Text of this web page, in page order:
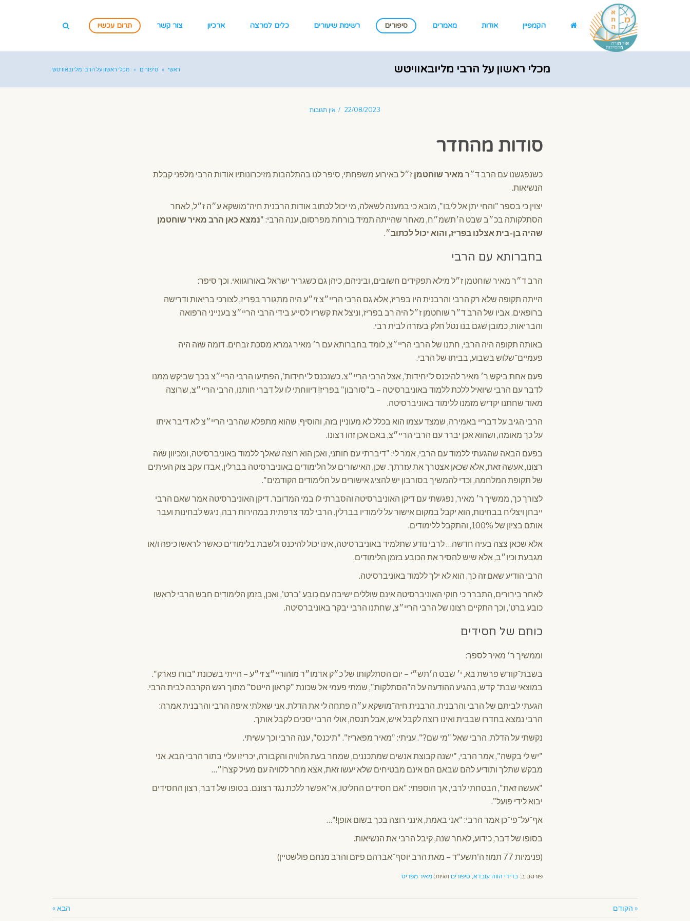
הקמפיין אודות מאמרים סיפורים רשימת שיעורים כלים למרצה ארכיון צור קשר תרום עכשיו
מכלי ראשון על הרבי מליובאוויטש ראשי » סיפורים » מכלי ראשון על הרבי מליובאוויטש
22/08/2023 אין תגובות
סודות מהחדר
כשנפגשנו עם הרב ד״ר מאיר שוחטמן ז״ל באירוע משפחתי, סיפר לנו בהתלהבות מזיכרונותיו אודות הרבי מלפני קבלת
הנשיאות.
יצוין כי בספר "והחי יתן אל ליבו", מובא כי במענה לשאלה, מי יכול לכתוב אודות הרבנית חיה־מושקא ע״ה ז״ל, לאחר
הסתלקותה בכ״ב שבט ה׳תשמ״ח, מאחר שהייתה תמיד בורחת מפרסום, ענה הרבי: "נמצא כאן הרב מאיר שוחטמן
שהיה בן-בית אצלנו בפריז, והוא יכול לכתוב״.
בחברותא עם הרבי
הרב ד״ר מאיר שוחטמן ז״ל מילא תפקידים חשובים, וביניהם, כיהן גם כשגריר ישראל באורוגוואי. וכך סיפר:
הייתה תקופה שלא רק הרבי והרבנית היו בפריז, אלא גם הרבי הריי״צ זי״ע היה מתגורר בפריז, לצורכי בריאות ודרישה
ברופאים. אביו של הרב ד״ר שוחטמן ז״ל היה רב בפריז, וניצל את קשריו לסייע בידי הרבי הריי״צ בענייני הרפואה
והבריאות, כמובן שגם בנו נטל חלק בעזרה לבית רבי.
באותה תקופה היה הרבי, חתנו של הרבי הריי״צ, לומד בחברותא עם ר׳ מאיר גמרא מסכת זבחים. דומה שזה היה
פעמיים־שלוש בשבוע, בביתו של הרבי.
פעם אחת ביקש ר׳ מאיר להיכנס ל'יחידות', אצל הרבי הריי״צ. כשנכנס ל'יחידות', הפתיעו הרבי הריי״צ בכך שביקש ממנו
לדבר עם הרבי שיואיל ללכת ללמוד באוניברסיטה – ב"סורבון" בפריז! דיווחתי לו על דברי חותנו, הרבי הריי״צ, שרוצה
מאוד שחתנו יקדיש מזמנו ללימוד באוניברסיטה.
הרבי הגיב על דבריי באמירה, שמצד עצמו הוא בכלל לא מעוניין בזה, והוסיף, שהוא מתפלא שהרבי הריי״צ לא דיבר איתו
על כך מאומה, ושהוא אכן יברר עם הרבי הריי״צ, באם אכן זהו רצונו.
בפעם הבאה שהגעתי ללמוד עם הרבי, אמר לי: "דיברתי עם חותני, ואכן הוא רוצה שאלך ללמוד באוניברסיטה, ומכיוון שזה
רצונו, אעשה זאת, אלא שכאן אצטרך את עזרתך. שכן, האישורים על הלימודים באוניברסיטה בברלין, אבדו עקב צוק העיתים
של תקופת המלחמה, וכדי להמשיך בסורבון יש להציג אישורים על הלימודים הקודמים".
לצורך כך, ממשיך ר׳ מאיר, נפגשתי עם דיקן האוניברסיטה והסברתי לו במי המדובר. דיקן האוניברסיטה אמר שאם הרבי
ייבחן ויצליח בבחינות, הוא יקבל במקום אישור על לימודיו בברלין. הרבי למד צרפתית במהירות רבה, ניגש לבחינות ועבר
אותם בציון של 100%, והתקבל ללימודים.
אלא שכאן צצה בעיה חדשה… לרבי נודע שתלמיד באוניברסיטה, אינו יכול להיכנס ולשבת בלימודים כאשר לראשו כיפה ו/או
מגבעת וכיו״ב, אלא שיש להסיר את הכובע בזמן הלימודים.
הרבי הודיע שאם זה כך, הוא לא ילך ללמוד באוניברסיטה.
לאחר בירורים, התברר כי חוקי האוניברסיטה אינם שוללים ישיבה עם כובע 'ברט', ואכן, בזמן הלימודים חבש הרבי לראשו
כובע ברט', וכך התקיים רצונו של הרבי הריי״צ, שחתנו הרבי יבקר באוניברסיטה.
כוחם של חסידים
וממשיך ר׳ מאיר לספר:
בשבת־קודש פרשת בא, י׳ שבט ה׳תש״י – יום הסתלקותו של כ״ק אדמו״ר מוהוריי״צ זי״ע – הייתי בשכונת "בורו פארק".
במוצאי שבת־ קדש, בהגיע ההודעה על ה"הסתלקות", שמתי פעמי אל שכונת "קראון הייטס" מתוך רגש הקרבה לבית הרבי.
הגעתי לביתם של הרבי והרבנית. הרבנית חיה־מושקא ע״ה פתחה לי את הדלת. אני שאלתי איפה הרבי והרבנית אמרה:
הרבי נמצא בחדרו שבבית ואינו רוצה לקבל איש, אבל תנסה, אולי הרבי יסכים לקבל אותך.
נקשתי על הדלת. הרבי שאל "מי שם?". עניתי: "מאיר מפאריז". "תיכנס", ענה הרבי וכך עשיתי.
"יש לי בקשה", אמר הרבי, "ישנה קבוצת אנשים שמתכננים, שמחר בעת הלוויה והקבורה, יכריזו עליי בתור הרבי הבא. אני
מבקש שתלך ותודיע להם שבאם הם אינם מבטיחים שלא יעשו זאת, אצא מחר ללוויה עם מעיל קצר!״…
"אעשה זאת", הבטחתי לרבי, אך הוספתי: "אם חסידים החליטו, אי־אפשר ללכת נגד רצונם. בסופו של דבר, רצון החסידים
יבוא לידי פועל".
אף־על־פי־כן אמר הרבי: "אני באמת, אינני רוצה בכך בשום אופן!"…
בסופו של דבר, כידוע, לאחר שנה, קיבל הרבי את הנשיאות.
(פנימיות 77 תמוז ה'תשע"ד – מאת הרב יוסף־אברהם פיזם והרב מנחם פולשטיין)
פורסם ב: בדידי הווה עובדא, סיפורים תגיות: מאיר מפריס
« הקודם הבא »